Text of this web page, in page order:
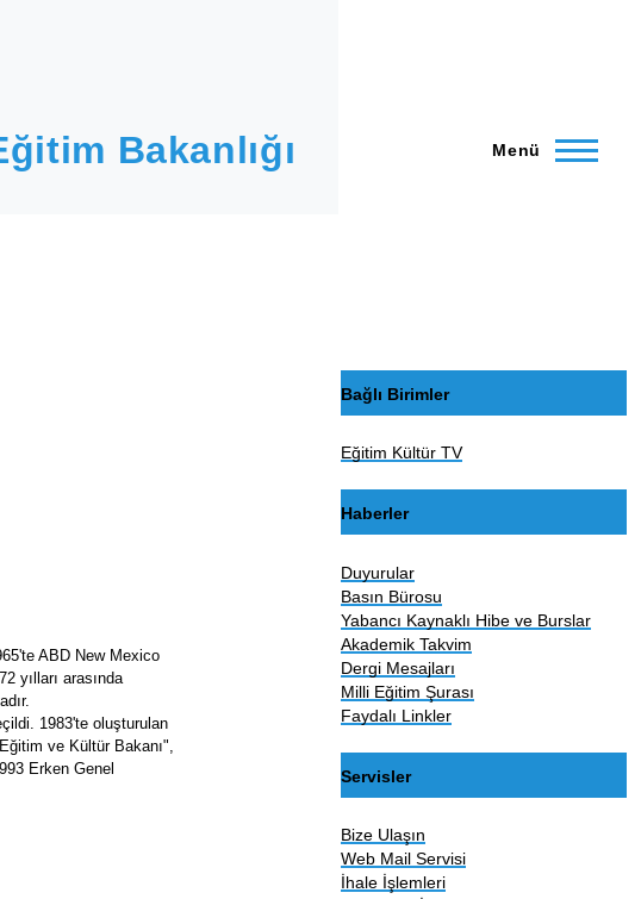
Bakanlığı Menü
ABD New Mexico
yılları arasında
1983'te oluşturulan
ve Kültür Bakanı",
Erken Genel
Bağlı Birimler
Eğitim Kültür TV
Haberler
Duyurular
Basın Bürosu
Yabancı Kaynaklı Hibe ve Burslar
Akademik Takvim
Dergi Mesajları
Milli Eğitim Şurası
Faydalı Linkler
Servisler
Bize Ulaşın
Web Mail Servisi
İhale İşlemleri